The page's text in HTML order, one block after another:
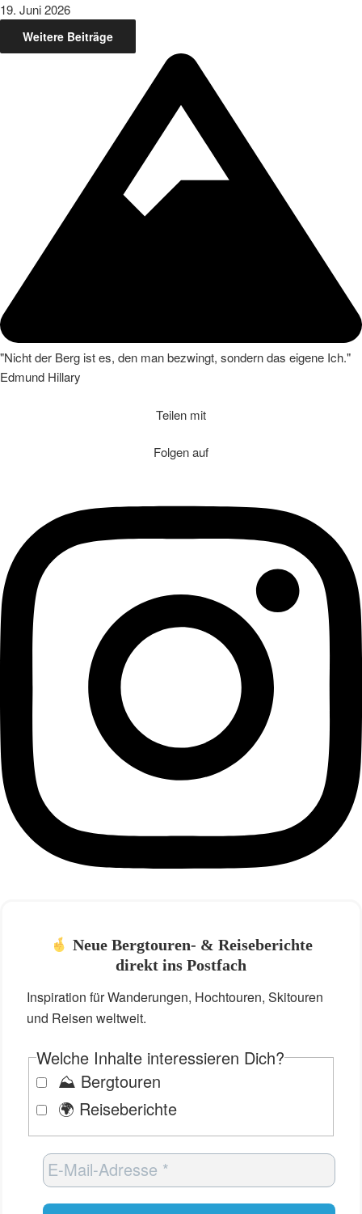
19. Juni 2026
Weitere Beiträge
"Nicht der Berg ist es, den man bezwingt, sondern das eigene Ich."
Edmund Hillary
Teilen mit
Folgen auf
Neue Bergtouren- & Reiseberichte
direkt ins Postfach
Inspiration für Wanderungen, Hochtouren, Skitouren
und Reisen weltweit.
Welche Inhalte interessieren Dich?
⛰️ Bergtouren
🌍 Reiseberichte